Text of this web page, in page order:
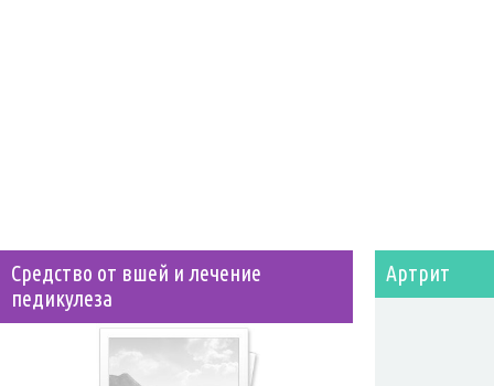
Средство от вшей и лечение
педикулеза
Артрит